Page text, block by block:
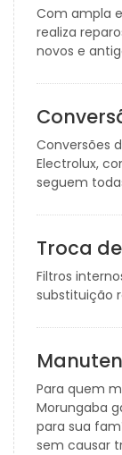
Com ampla
realiza
novos e
Conversões
Electrolux,
seguem
Troca
Filtros
substituição
Para quem
Morungaba
para sua
sem causar